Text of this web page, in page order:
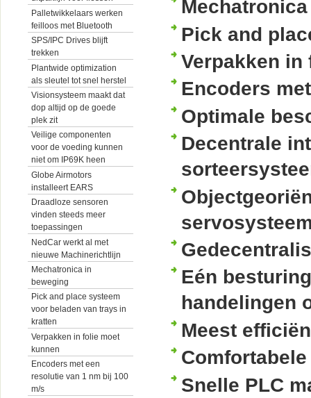
Palletwikkelaars werken
feilloos met Bluetooth
SPS/IPC Drives blijft
trekken
Plantwide optimization
als sleutel tot snel herstel
Visionsysteem maakt dat
dop altijd op de goede
plek zit
Veilige componenten
voor de voeding kunnen
niet om IP69K heen
Globe Airmotors
installeert EARS
Draadloze sensoren
vinden steeds meer
toepassingen
NedCar werkt al met
nieuwe Machinerichtlijn
Mechatronica in
beweging
Pick and place systeem
voor beladen van trays in
kratten
Verpakken in folie moet
kunnen
Encoders met een
resolutie van 1 nm bij 100
m/s
Pick and
Verpakken in
Encoders
Optimale
Decentrale
Eén
handelingen
Meest
Snelle PLC